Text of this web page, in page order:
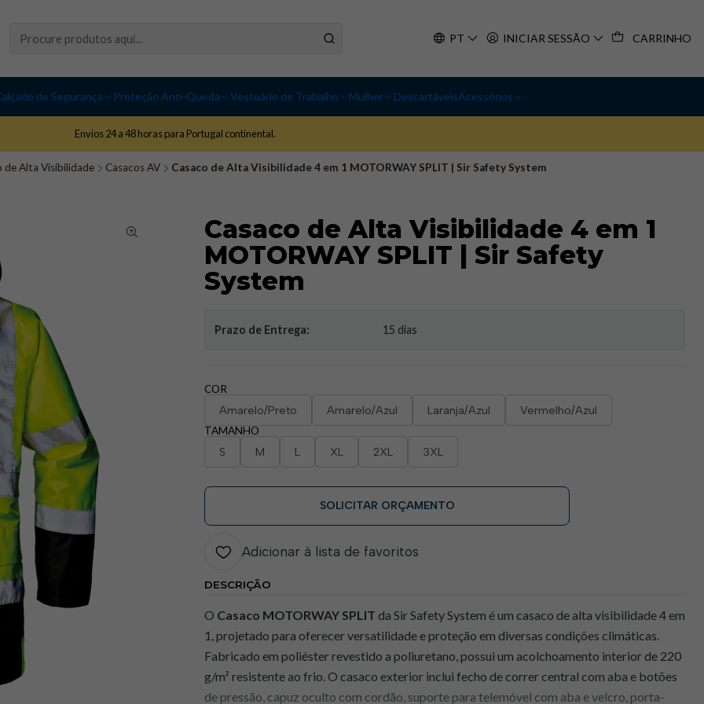
PT INICIAR SESSÃO CARRINHO
de Segurança Proteção Anti-Queda Vestuário de Trabalho Mulher DescartáveisAcessórios
Envios 24 a 48 horas para Portugal continental.
de Alta Visibilidade Casacos AV Casaco de Alta Visibilidade 4 em 1 MOTORWAY SPLIT | Sir Safety System
Casaco de Alta Visibilidade 4 em 1
MOTORWAY SPLIT | Sir Safety
System
Prazo de Entrega: 15 dias
COR
Amarelo/Preto Amarelo/Azul Laranja/Azul Vermelho/Azul
TAMANHO
S M L XL 2XL 3XL
SOLICITAR ORÇAMENTO
Adicionar à lista de favoritos
DESCRIÇÃO
O Casaco MOTORWAY SPLIT da Sir Safety System é um casaco de alta visibilidade 4 em
1, projetado para oferecer versatilidade e proteção em diversas condições climáticas.
Fabricado em poliéster revestido a poliuretano, possui um acolchoamento interior de 220
g/m² resistente ao frio. O casaco exterior inclui fecho de correr central com aba e botões
de pressão, capuz oculto com cordão, suporte para telemóvel com aba e velcro, porta-